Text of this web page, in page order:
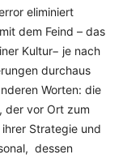
eliminiert
dem Feind – das
Kultur− je nach
durchaus
Worten: die
der vor Ort zum
Strategie und
dessen